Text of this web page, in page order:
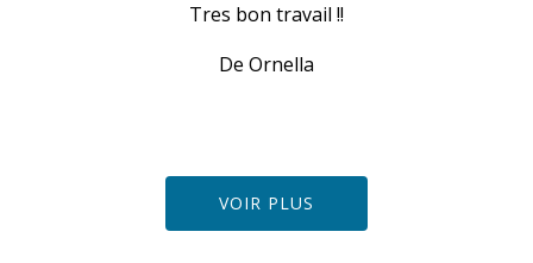
Tres bon travail !!
De Ornella
VOIR PLUS